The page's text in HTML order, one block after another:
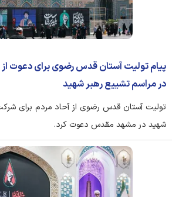
پیام تولیت آستان قدس رضوی برای دعوت
در مراسم تشییع رهبر شهید
تولیت آستان قدس رضوی از آحاد مردم برای
شهید در مشهد مقدس دعوت کرد.